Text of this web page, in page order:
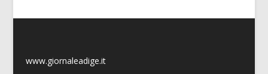
www.giornaleadige.it